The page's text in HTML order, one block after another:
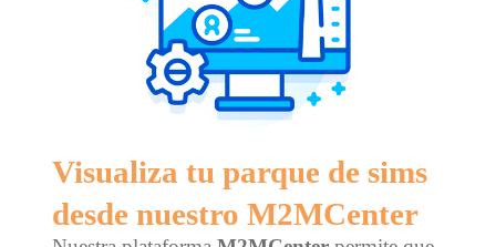
Visualiza tu parque de sims
desde nuestro M2MCenter